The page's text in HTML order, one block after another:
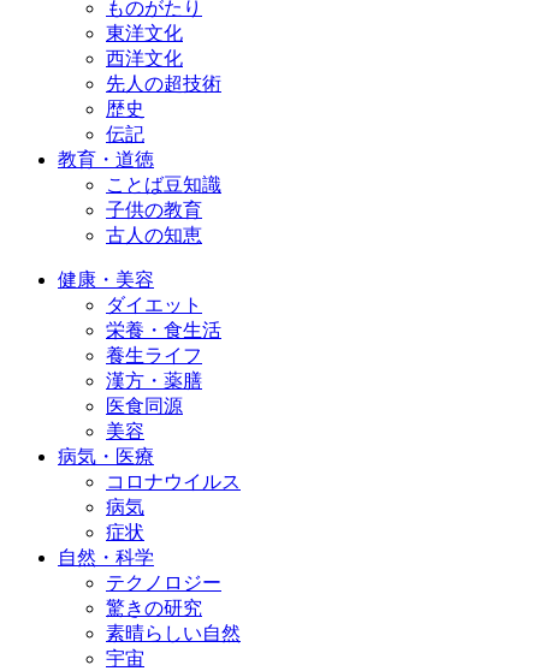
ものがたり
東洋文化
西洋文化
先人の超技術
歴史
伝記
教育・道徳
ことば豆知識
子供の教育
古人の知恵
健康・美容
ダイエット
栄養・食生活
養生ライフ
漢方・薬膳
医食同源
美容
病気・医療
コロナウイルス
病気
症状
自然・科学
テクノロジー
驚きの研究
素晴らしい自然
宇宙